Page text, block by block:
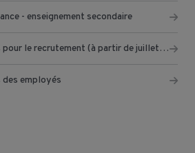
- enseignement secondaire
Subsides sectoriels pour le recrutement (à partir de juillet 2022)
des employés